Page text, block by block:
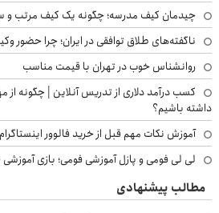
چیدمان کیف مدرسه؛ چگونه یک کیف مرتب و
ناگفته‌های طلاق توافقی در ایران؛ چرا
روانشناس خوب در تهران با قیمت مناسب
کسب درآمد دلاری از تدریس آنلاین | چگونه از
داشته باشیم؟
آموزش نکات مهم قبل از خرید فالوور اینستاگرام
لی لی فومی و پازل آموزشی فومی؛ بازی
مطالب پیشنهادی